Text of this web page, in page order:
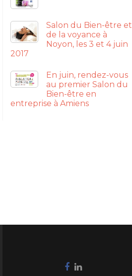
Salon du Bien-être et
de la voyance à
Noyon, les 3 et 4 juin
2017
En juin, rendez-vous
au premier Salon du
Bien-être en
entreprise à Amiens
LienLien